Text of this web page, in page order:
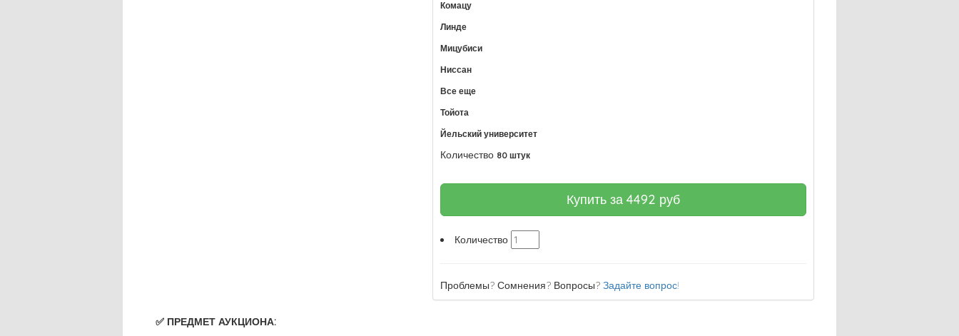
Комацу
Линде
Мицубиси
Ниссан
Все еще
Тойота
Йельский университет
Количество 80 штук
Купить за4492 руб
Количество
Проблемы? Сомнения? Вопросы?Задайте вопрос!
✅ ПРЕДМЕТ АУКЦИОНА: